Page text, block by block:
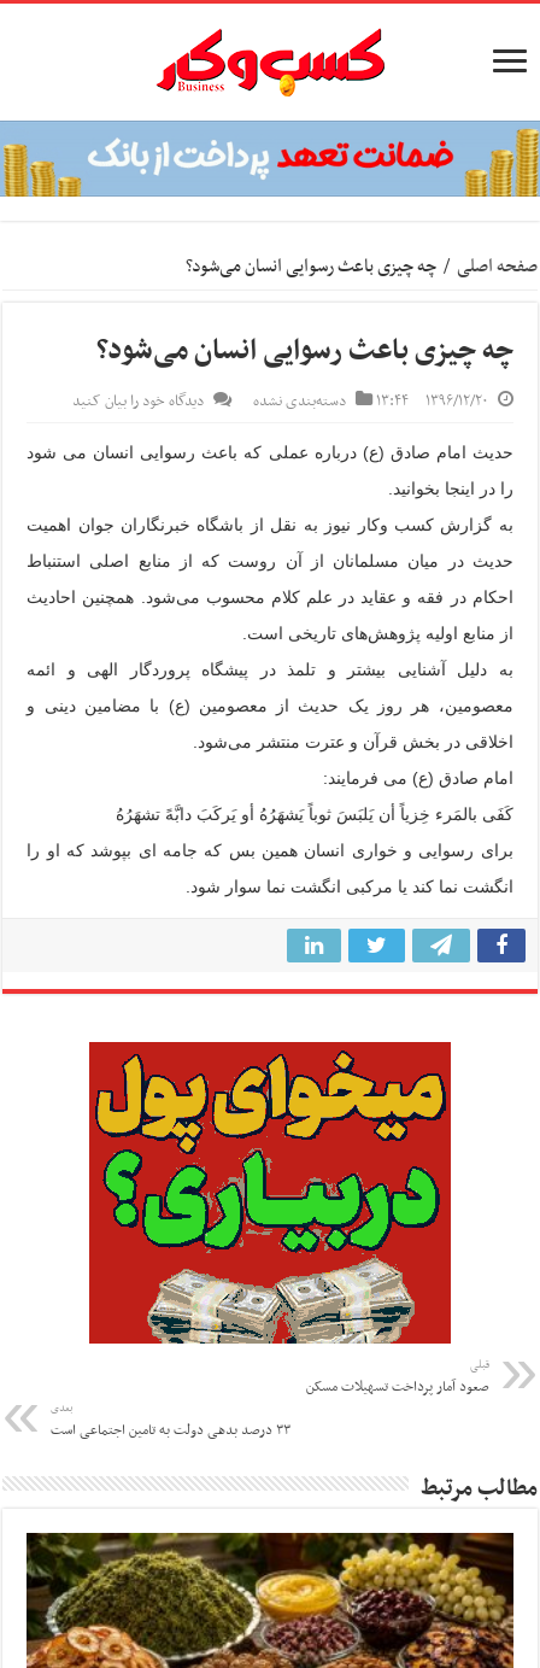
صفحه اصلی / چه چیزی باعث رسوایی انسان می‌شود؟
چه چیزی باعث رسوایی انسان می‌شود؟
۱۳۹۶/۱۲/۲۰ ۱۳:۴۴ دسته‌بندی نشده دیدگاه خود را بیان کنید
حدیث امام صادق (ع) درباره عملی که باعث رسوایی انسان می شود
را در اینجا بخوانید.
به گزارش کسب وکار نیوز به نقل از باشگاه خبرنگاران جوان اهمیت
حدیث در میان مسلمانان از آن روست که از منابع اصلی استنباط
احکام در فقه و عقاید در علم کلام محسوب می‌شود. همچنین احادیث
از منابع اولیه پژوهش‌های تاریخی است.
به دلیل آشنایی بیشتر و تلمذ در پیشگاه پروردگار الهی و ائمه
معصومین، هر روز یک حدیث از معصومین (ع) با مضامین دینی و
اخلاقی در بخش قرآن و عترت منتشر می‌شود.
امام صادق (ع) می فرمایند:
کَفَی بالمَرء خِزیاً أن یَلبَسَ ثوباً یَشهَرُهُ أو یَرکَبَ دابَّهً تشهَرُهُ
برای رسوایی و خواری انسان همین بس که جامه ای بپوشد که او را
انگشت نما کند یا مرکبی انگشت نما سوار شود.
قبلی
صعود آمار پرداخت تسهیلات مسکن
بعدی
۳۳ درصد بدهی دولت به تامین اجتماعی است
مطالب مرتبط